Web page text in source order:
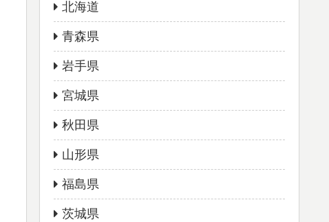
北海道
青森県
岩手県
宮城県
秋田県
山形県
福島県
茨城県